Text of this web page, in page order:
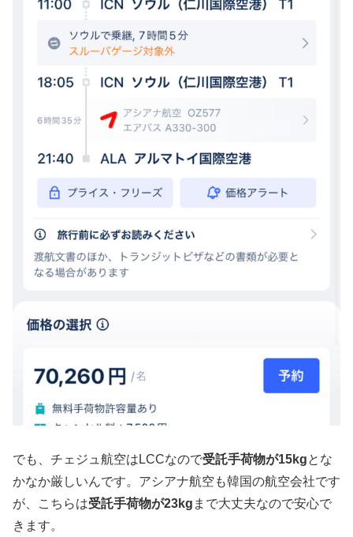
でも、チェジュ航空はLCCなので受託手荷物が15kgとな
かなか厳しいんです。アシアナ航空も韓国の航空会社です
が、こちらは受託手荷物が23kg まで大丈夫なので安心で
きます。